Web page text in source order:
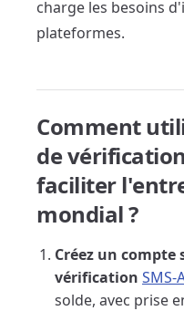
charge les besoins
plateformes.
Comment
de vérification
faciliter
mondial ?
Créez un
vérification SMS-
solde, avec prise